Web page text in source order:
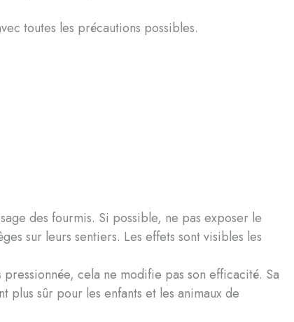
toutes les précautions possibles.
des fourmis. Si possible, ne pas exposer le
sur leurs sentiers. Les effets sont visibles les
cela ne modifie pas son efficacité. Sa
sûr pour les enfants et les animaux de